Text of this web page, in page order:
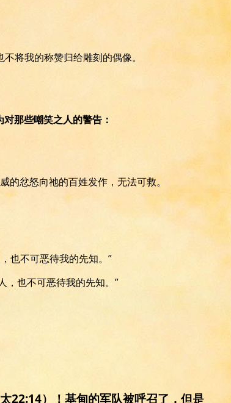
将我的称赞归给雕刻的偶像。
那些嘲笑之人的警告：
忿怒向祂的百姓发作，无法可救。
也不可恶待我的先知。”
，也不可恶待我的先知。”
22:14）！基甸的军队被呼召了，但是